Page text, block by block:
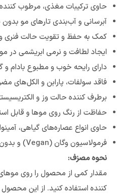
حاوی ترکیبات مغذی، مرطوب
آبرسانی و آب‌بندی تارهای مو
کمک به حفظ و تقویت حالت فنری
ایجاد لطافت و نرمی ابریشمی در
دارای رایحه خوب و مطبوع بادام و
فاقد سولفات، پارابن و الکل‌های
برطرف کننده حالت وز و
حفاظت از رنگ روی موها و قابل
حاوی انواع عصاره‌های گیاهی،
فرمولاسیون وگان (Vegan) و بدون تست حیوانی (Cruelty-Free)
نحوه مصزف:
مقدار کمی از محصول را روی
کننده استفاده کنید. از این